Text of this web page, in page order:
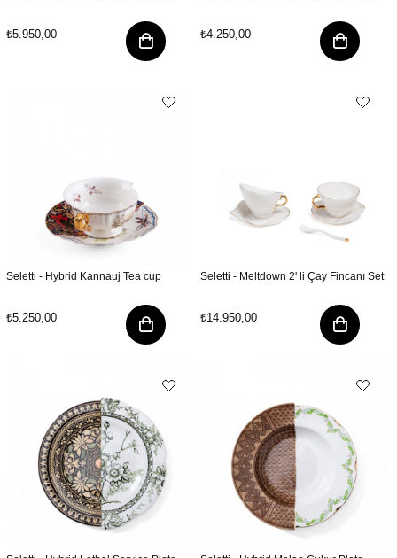
₺5.950,00 ₺4.250,00
Seletti - Hybrid Kannauj Tea cup
₺5.250,00
Seletti - Meltdown 2' li Çay Fincanı Set
₺14.950,00